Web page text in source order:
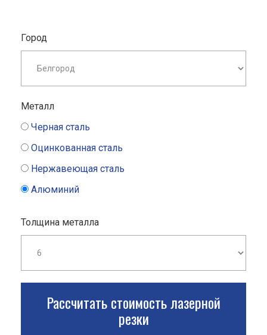
Город
Металл
Черная сталь
Оцинкованная сталь
Нержавеющая сталь
Алюминий
Толщина металла
Рассчитать стоимость лазерной
резки